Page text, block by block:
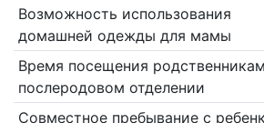
Возможность использования
домашней одежды для мамы
Время посещения
послеродовом отделении
Совместное пребывание с